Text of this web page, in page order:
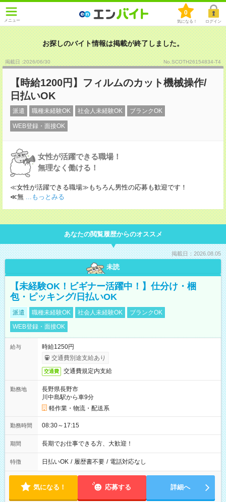
メニュー
0
気になる！ ログイン
お探しのバイト情報は掲載が終了しました。
掲載日 :2026/06/30 No.SCOTH26154834-T4
【時給1200円】フィルムのカット機械操作/
日払いOK
派遣 職種未経験OK 社会人未経験OK ブランクOK
WEB登録・面接OK
女性が活躍できる職場！
無理なく働ける！
≪女性が活躍できる職場≫もちろん男性の応募も歓迎です！
≪無 ...もっとみる
あなたの閲覧履歴からのオススメ
掲載日：2026.08.05
未読
【未経験OK！ビギナー活躍中！】仕分け・梱
包・ピッキング/日払いOK
派遣 職種未経験OK 社会人未経験OK
ブランクOK
WEB登録・面接OK
給与
時給1250円
交通費別途支給あり
交通費 交通費規定内支給
勤務地
長野県長野市
川中島駅から車9分
軽作業・物流・配送系
勤務時間 08:30～17:15
期間 長期でお仕事できる方、大歓迎！
特徴 日払いOK / 履歴書不要 / 電話対応なし
気になる！ 応募する 詳細へ